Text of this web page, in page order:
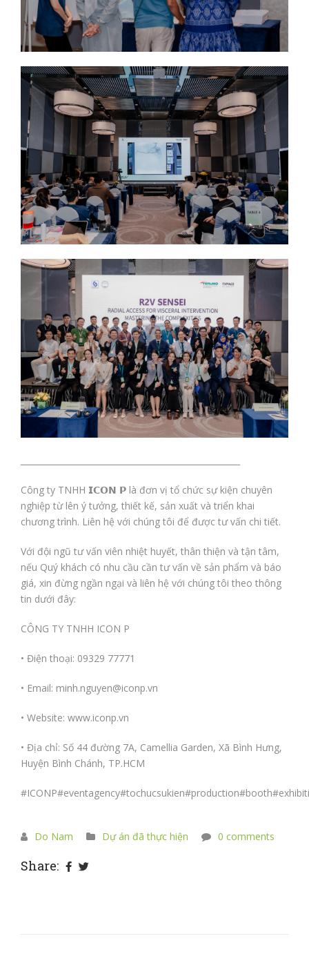
Công ty TNHH 𝗜𝗖𝗢𝗡 𝗣 là đơn vị tổ chức sự kiện chuyên
nghiệp từ lên ý tưởng, thiết kế, sản xuất và triển khai
chương trình. Liên hệ với chúng tôi để được tư vấn chi tiết.
Với đội ngũ tư vấn viên nhiệt huyết, thân thiện và tận tâm,
nếu Quý khách có nhu cầu cần tư vấn về sản phẩm và báo
giá, xin đừng ngần ngại và liên hệ với chúng tôi theo thông
tin dưới đây:
CÔNG TY TNHH ICON P
• Điện thoại: 09329 77771
• Email: minh.nguyen@iconp.vn
• Website: www.iconp.vn
• Địa chỉ: Số 44 đường 7A, Camellia Garden, Xã Bình Hưng,
Huyện Bình Chánh, TP.HCM
#ICONP#eventagency#tochucsukien#production#booth
Do Nam Dự án đã thực hiện 0 comments
Share: